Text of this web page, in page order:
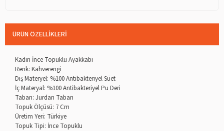
ÜRÜN ÖZELLIKLERI
Kadın İnce Topuklu Ayakkabı
Renk: Kahverengi
Dış Materyel: %100 Antibakteriyel Süet
İç Materyal: %100 Antibakteriyel Pu Deri
Taban: Jurdan Taban
Topuk Ölçüsü: 7 Cm
Üretim Yeri: Türkiye
Topuk Tipi: İnce Topuklu